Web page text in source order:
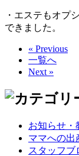
・エステもオプ
できました。
« Previous
一覧へ
Next »
お知らせ・
ママへの出
スタッフブ